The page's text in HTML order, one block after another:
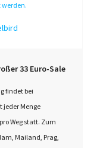
werden.
33 Euro-Sale
findet bei
jeder Menge
Weg statt. Zum
Mailand, Prag,